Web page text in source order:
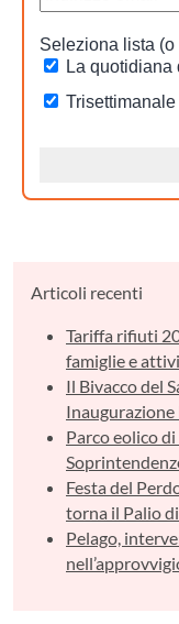
Articoli recenti
Tariffa rifiuti
famiglie e
Il Bivacco del
Inaugurazione
Parco eolico
Festa del
torna il Palio
Pelago,